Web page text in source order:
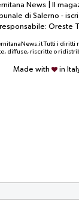
News | Il
di Salerno -
Oreste
Tutti i diritti
diffuse, riscritte o
Made with in